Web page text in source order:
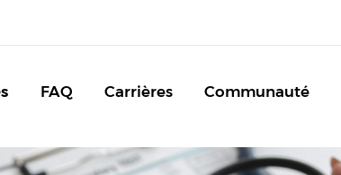
FAQ Carrières Communauté